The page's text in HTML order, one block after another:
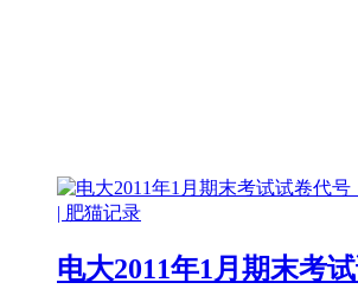
电大2011年1月期末考